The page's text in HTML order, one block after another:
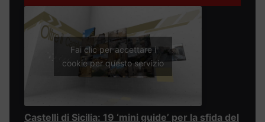
Fai clic per accettare i
cookie per questo servizio
Castelli di Sicilia: 19 ‘mini guide’ per la sfida del